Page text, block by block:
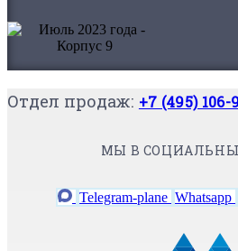
Отдел продаж: +7 (495) 106-
МЫ В
Telegram-plane Whatsapp